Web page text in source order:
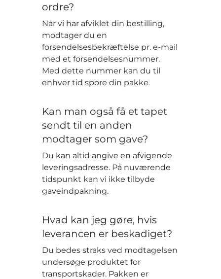
ordre?
Når vi har afviklet din bestilling,
modtager du en
forsendelsesbekræftelse pr. e-mail
med et forsendelsesnummer.
Med dette nummer kan du til
enhver tid spore din pakke.
Kan man også få et tapet
sendt til en anden
modtager som gave?
Du kan altid angive en afvigende
leveringsadresse. På nuværende
tidspunkt kan vi ikke tilbyde
gaveindpakning.
Hvad kan jeg gøre, hvis
leverancen er beskadiget?
Du bedes straks ved modtagelsen
undersøge produktet for
transportskader. Pakken er